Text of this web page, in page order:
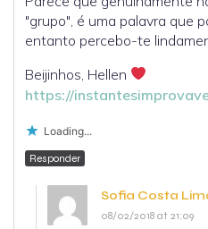
"grupo", é uma palavra que
entanto percebo-te
Beijinhos, Hellen
https://
Loading...
Responder
Sofia Costa
08/02/2018 at 21:09